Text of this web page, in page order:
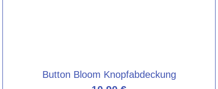
Button Bloom Knopfabdeckung